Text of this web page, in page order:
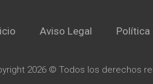
Aviso Legal Política
2026 © Todos los derechos